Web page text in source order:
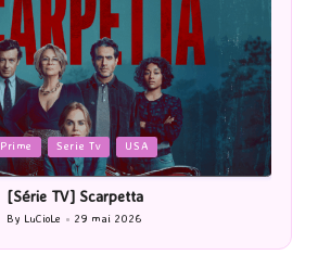
Prime Serie Tv USA
[Série TV] Scarpetta
Posted
by
By LuCioLe 29 mai 2026